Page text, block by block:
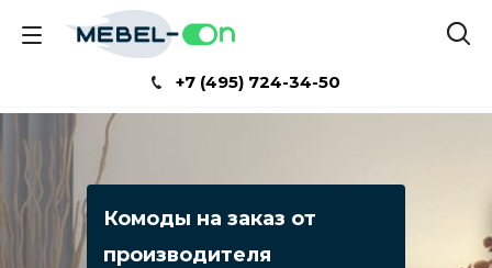
+7 (495) 724-34-50
Комоды на заказ от
производителя